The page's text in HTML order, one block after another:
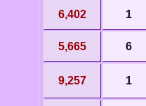
1
6,402
6
5,665
1
9,257